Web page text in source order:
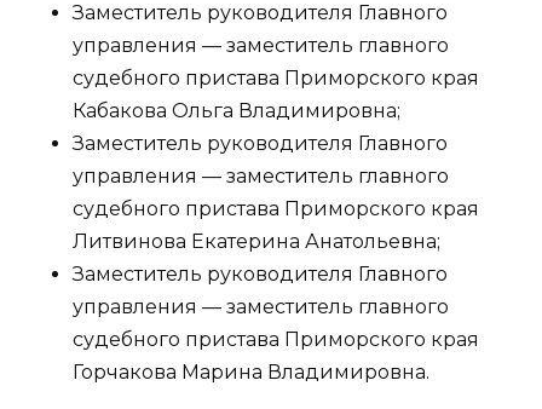
Заместитель руководителя Главного
управления — заместитель главного
судебного пристава Приморского края
Кабакова Ольга Владимировна;
Заместитель руководителя Главного
управления — заместитель главного
судебного пристава Приморского края
Литвинова Екатерина Анатольевна;
Заместитель руководителя Главного
управления — заместитель главного
судебного пристава Приморского края
Горчакова Марина Владимировна.